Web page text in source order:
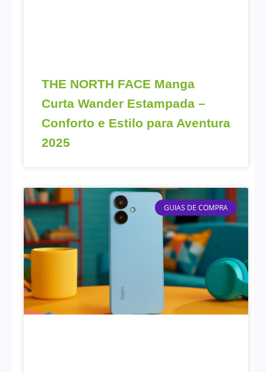
THE NORTH FACE Manga
Curta Wander Estampada –
Conforto e Estilo para Aventura
2025
GUIAS DE COMPRA